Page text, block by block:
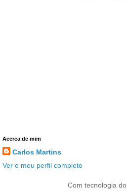
Acerca de mim
Carlos Martins
Ver o meu perfil completo
Com tecnologia do